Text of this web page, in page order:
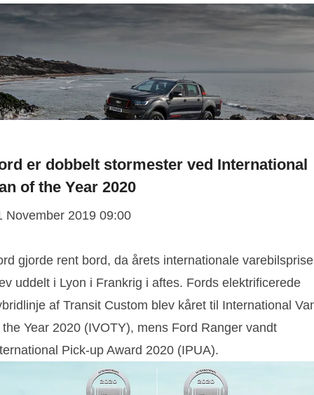
er dobbelt stormester ved International
of the Year 2020
November 2019 09:00
gjorde rent bord, da årets internationale
uddelt i Lyon i Frankrig i aftes. Fords elektrificerede
af Transit Custom blev kåret til International
the Year 2020 (IVOTY), mens Ford Ranger vandt
Pick-up Award 2020 (IPUA).